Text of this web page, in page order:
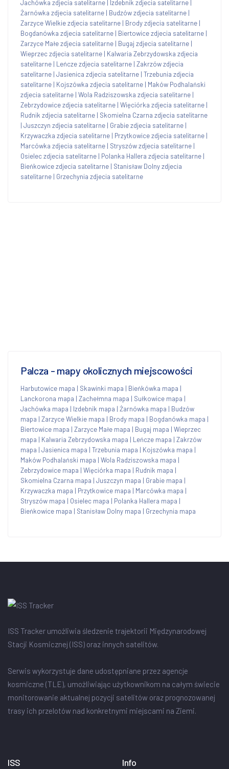
Jachówka zdjecia satelitarne Izdebnik zdjecia satelitarne
Żarnówka zdjecia satelitarne | Budzów zdjecia satelitarne |
Zarzyce Wielkie zdjecia satelitarne | Brody zdjecia satelitarne |
Bogdanówka zdjecia satelitarne | Biertowice zdjecia satelitarne |
Zarzyce Małe zdjecia satelitarne | Bugaj zdjecia satelitarne |
Wieprzec zdjecia satelitarne | Kalwaria Zebrzydowska zdjecia
satelitarne | Leńcze zdjecia satelitarne | Zakrzów zdjecia
satelitarne | Jasienica zdjecia satelitarne | Trzebunia zdjecia
satelitarne | Kojszówka zdjecia satelitarne | Maków Podhalański
zdjecia satelitarne | Wola Radziszowska zdjecia satelitarne |
Zebrzydowice zdjecia satelitarne | Więciórka zdjecia satelitarne |
Rudnik zdjecia satelitarne | Skomielna Czarna zdjecia satelitarne
| Juszczyn zdjecia satelitarne | Grabie zdjecia satelitarne |
Krzywaczka zdjecia satelitarne | Przytkowice zdjecia satelitarne |
Marcówka zdjecia satelitarne | Stryszów zdjecia satelitarne |
Osielec zdjecia satelitarne | Polanka Hallera zdjecia satelitarne |
Bieńkowice zdjecia satelitarne | Stanisław Dolny zdjecia
satelitarne | Grzechynia zdjecia satelitarne
Palcza - mapy okolicznych miejscowości
Harbutowice mapa | Skawinki mapa | Bieńkówka mapa |
Lanckorona mapa | Zachełmna mapa | Sułkowice mapa |
Jachówka mapa | Izdebnik mapa | Żarnówka mapa | Budzów
mapa | Zarzyce Wielkie mapa | Brody mapa | Bogdanówka mapa |
Biertowice mapa | Zarzyce Małe mapa | Bugaj mapa | Wieprzec
mapa | Kalwaria Zebrzydowska mapa | Leńcze mapa | Zakrzów
mapa | Jasienica mapa | Trzebunia mapa | Kojszówka mapa |
Maków Podhalański mapa | Wola Radziszowska mapa |
Zebrzydowice mapa | Więciórka mapa | Rudnik mapa |
Skomielna Czarna mapa | Juszczyn mapa | Grabie mapa |
Krzywaczka mapa | Przytkowice mapa | Marcówka mapa |
Stryszów mapa | Osielec mapa | Polanka Hallera mapa |
Bieńkowice mapa | Stanisław Dolny mapa | Grzechynia mapa
ISS Tracker umożliwia śledzenie trajektorii Międzynarodowej
Stacji Kosmicznej (ISS) oraz innych satelitów.
Serwis wykorzystuje dane udostępniane przez agencje
kosmiczne (TLE), umożliwiając użytkownikom na całym świecie
monitorowanie aktualnej pozycji satelitów oraz prognozowanej
trasy ich przelotów nad konkretnymi miejscami na Ziemi.
ISS Info